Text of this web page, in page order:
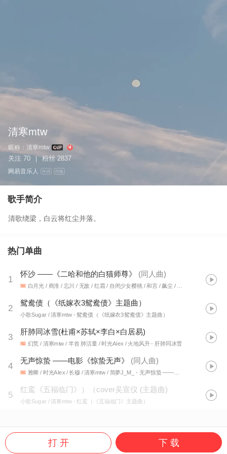
清寒mtw
昵称： 清寒mtw
关注 70 粉丝 2837
网易音乐人 作词 作曲
歌手简介
清歌绕梁，白云将红尘并落。
热门单曲
1
怀沙 ——《二哈和他的白猫师尊》 (同人曲)
白月光 / 商淮 / 忘川 / 无敌 / 红霜 / 自闭少女樱桃 / 和言 / 飙尘 / 小太阳 / 赵闰亦 / 凡凡凡凡凡音 / 似塔Taani / 金乌 / 威斯东奥丁 / 阿鱼 / 云汜 / 夜阑feel / 时琛 / LY_夕木 / 厌钰 / 清寒mtw / Yora. / 南书 / 苏打岚Soda
2
鸳鸯债（《纸嫁衣3鸳鸯债》主题曲）
小歌Sugar / 清寒mtw- 鸳鸯债（《纸嫁衣3鸳鸯债》主题曲）
3
肝肺同冰雪(杜甫×苏轼×李白×白居易)
幻荒 / 清寒mtw / 半首 肺活量 / 时光Alex / 火地风升- 肝肺同冰雪
4
无声惊蛰 ——电影《惊蛰无声》 (同人曲)
雅卿 / 时光Alex / 长穆 / 清寒mtw / 简夢J_M_ - 无声惊蛰 ——电影《惊蛰无声》同人曲
5
红鸾《五福临门》）（cover吴宣仪 (主题曲)
小歌Sugar / 清寒mtw- 红鸾（《五福临门》主题曲）
打 开 下 载